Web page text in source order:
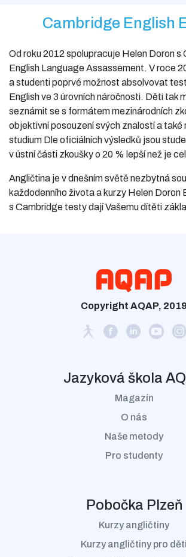
Cambridge English
Od roku 2012 spolupracuje Helen Doron s
English Language Assassement. V roce
a studenti poprvé možnost absolvovat
English ve 3 úrovních náročnosti. Děti tak
seznámit se s formátem mezinárodních
objektivní posouzení svých znalostí a také
studium Dle oficiálních výsledků jsou
v ústní části zkoušky o 20 % lepší než je
Angličtina je v dnešním světě nezbytná
každodenního života a kurzy Helen Doron
s Cambridge testy dají Vašemu dítěti
Copyright AQAP, 2019
Jazyková škola
Magazín
O nás
Naše metody
Pro studenty
Pobočka Plzeň
Kurzy angličtiny
Kurzy angličtiny pro děti